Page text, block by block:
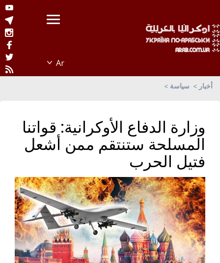
أخبار سياسة
وزارة الدفاع الأوكرانية: قواتنا
المسلحة ستنتقم ممن أشعل
فتيل الحرب